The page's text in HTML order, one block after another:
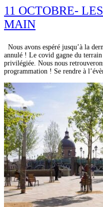
11 OCTOBRE-
MAIN
Nous avons espéré jusqu’à la
annulé ! Le covid gagne du
privilégiée. Nous nous
programmation ! Se rendre à